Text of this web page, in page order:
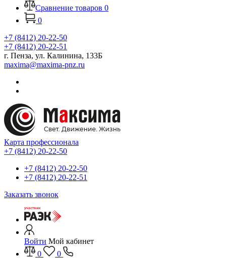
Сравнение товаров 0
0
+7 (8412) 20-22-50
+7 (8412) 20-22-51
г. Пенза, ул. Калинина, 133Б
maxima@maxima-pnz.ru
Карта профессионала
+7 (8412) 20-22-50
+7 (8412) 20-22-50
+7 (8412) 20-22-51
Заказать звонок
Войти Мой кабинет
0
0